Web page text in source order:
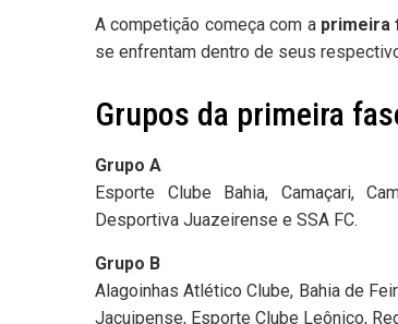
A competição começa com a primeira
se enfrentam dentro de seus
Grupos da primeira
Grupo A
Esporte Clube Bahia, Camaçari,
Desportiva Juazeirense e SSA FC.
Grupo B
Alagoinhas Atlético Clube, Bahia de
Jacuipense, Esporte Clube Leônico,